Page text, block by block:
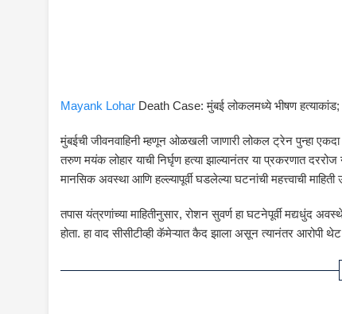
Mayank Lohar Death Case: मुंबई लोकलमध्ये भीषण हत्याकांड;
मुंबईची जीवनवाहिनी म्हणून ओळखली जाणारी लोकल ट्रेन पुन्हा
तरुण मयंक लोहार याची निर्घृण हत्या झाल्यानंतर या प्रकरणात
मानसिक अवस्था आणि हल्ल्यापूर्वी घडलेल्या घटनांची महत्त्वाची
तपास यंत्रणांच्या माहितीनुसार, रोशन सुवर्ण हा घटनेपूर्वी मद्यधुंद
होता. हा वाद सीसीटीव्ही कॅमेऱ्यात कैद झाला असून त्यानंतर